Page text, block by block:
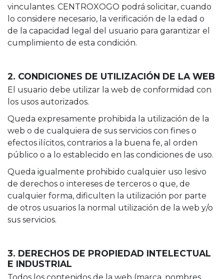
vinculantes. CENTROXOGO podrá solicitar, cuando
lo considere necesario, la verificación de la edad o
de la capacidad legal del usuario para garantizar el
cumplimiento de esta condición.
2. CONDICIONES DE UTILIZACIÓN DE LA WEB
El usuario debe utilizar la web de conformidad con
los usos autorizados.
Queda expresamente prohibida la utilización de la
web o de cualquiera de sus servicios con fines o
efectos ilícitos, contrarios a la buena fe, al orden
público o a lo establecido en las condiciones de uso.
Queda igualmente prohibido cualquier uso lesivo
de derechos o intereses de terceros o que, de
cualquier forma, dificulten la utilización por parte
de otros usuarios la normal utilización de la web y/o
sus servicios.
3. DERECHOS DE PROPIEDAD INTELECTUAL
E INDUSTRIAL